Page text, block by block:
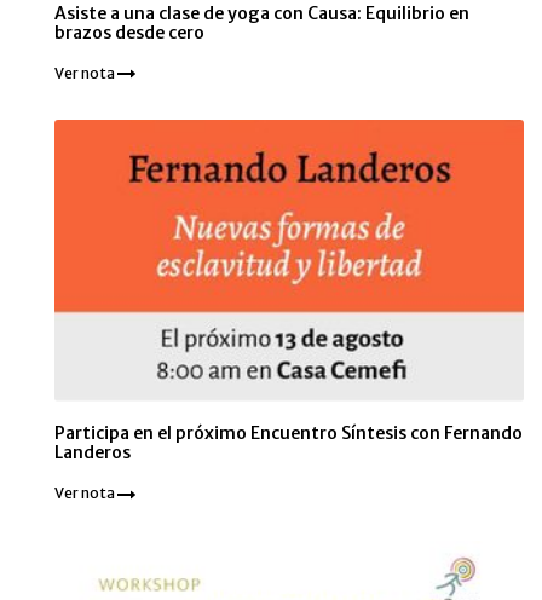
Asiste a una clase de yoga con Causa: Equilibrio en
brazos desde cero
Ver nota
Participa en el próximo Encuentro Síntesis con Fernando
Landeros
Ver nota